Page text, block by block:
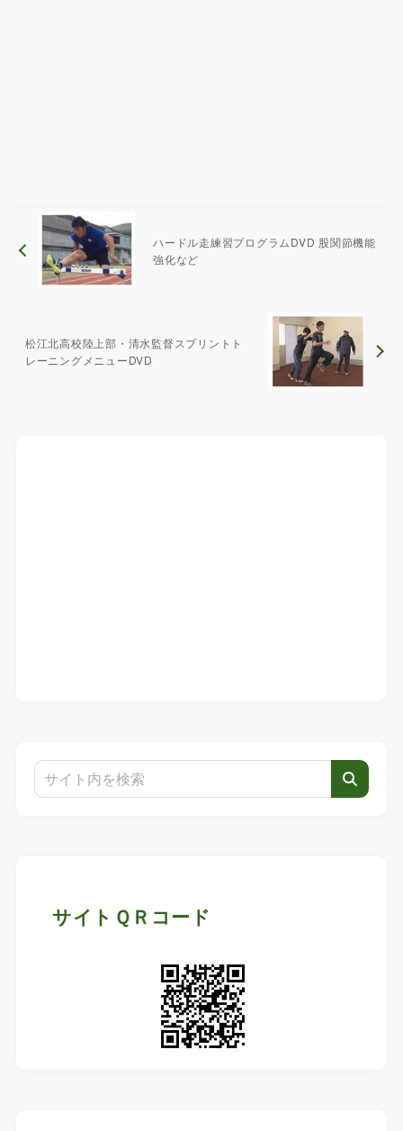
ハードル走練習プログラムDVD 股関節機能
強化など
松江北高校陸上部・清水監督スプリントト
レーニングメニューDVD
サイトＱＲコード